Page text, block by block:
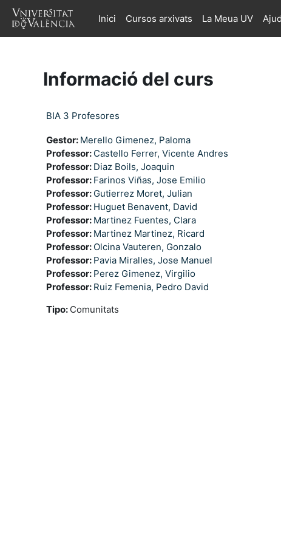
Ves al contingut principal
Inici
Cursos arxivats La Meua UV
Informació del curs
BIA 3 Profesores
Gestor: Merello Gimenez, Paloma
Professor: Castello Ferrer, Vicente Andres
Professor: Diaz Boils, Joaquin
Professor: Farinos Viñas, Jose Emilio
Professor: Gutierrez Moret, Julian
Professor: Huguet Benavent, David
Professor: Martinez Fuentes, Clara
Professor: Martinez Martinez, Ricard
Professor: Olcina Vauteren, Gonzalo
Professor: Pavia Miralles, Jose Manuel
Professor: Perez Gimenez, Virgilio
Professor: Ruiz Femenia, Pedro David
Tipo: Comunitats